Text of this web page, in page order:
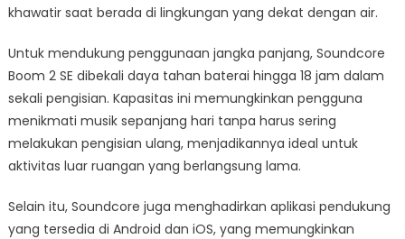
khawatir saat berada di lingkungan yang dekat dengan air.
Untuk mendukung penggunaan jangka panjang, Soundcore
Boom 2 SE dibekali daya tahan baterai hingga 18 jam dalam
sekali pengisian. Kapasitas ini memungkinkan pengguna
menikmati musik sepanjang hari tanpa harus sering
melakukan pengisian ulang, menjadikannya ideal untuk
aktivitas luar ruangan yang berlangsung lama.
Selain itu, Soundcore juga menghadirkan aplikasi pendukung
yang tersedia di Android dan iOS, yang memungkinkan